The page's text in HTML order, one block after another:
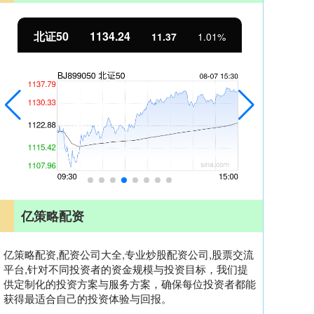
北证50 1134.24 11.37 1.01%
亿策略配资
亿策略配资,配资公司大全,专业炒股配资公司,股票交流
平台,针对不同投资者的资金规模与投资目标，我们提
供定制化的投资方案与服务方案，确保每位投资者都能
获得最适合自己的投资体验与回报。